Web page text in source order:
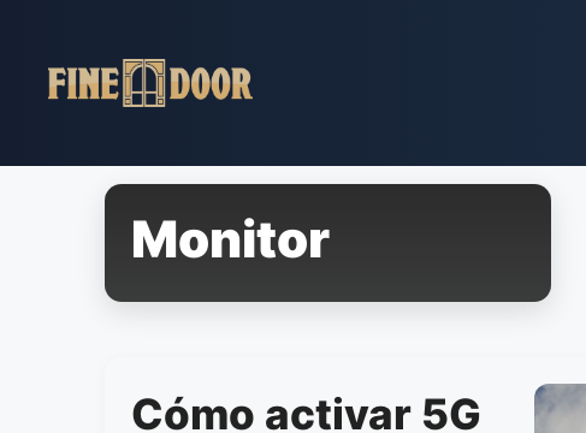
conteúdo
Monitor
Cómo activar 5G